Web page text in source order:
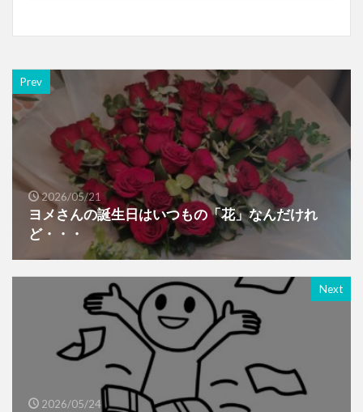
Prev
2026/05/21
ヨメさんの誕生日はいつもの「花」なんだけれ
ど・・・
Next
2026/05/24